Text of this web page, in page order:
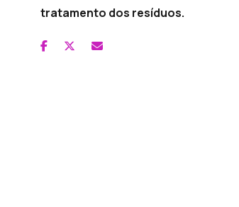
tratamento dos resíduos.